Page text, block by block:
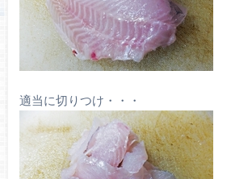
適当に切りつけ・・・